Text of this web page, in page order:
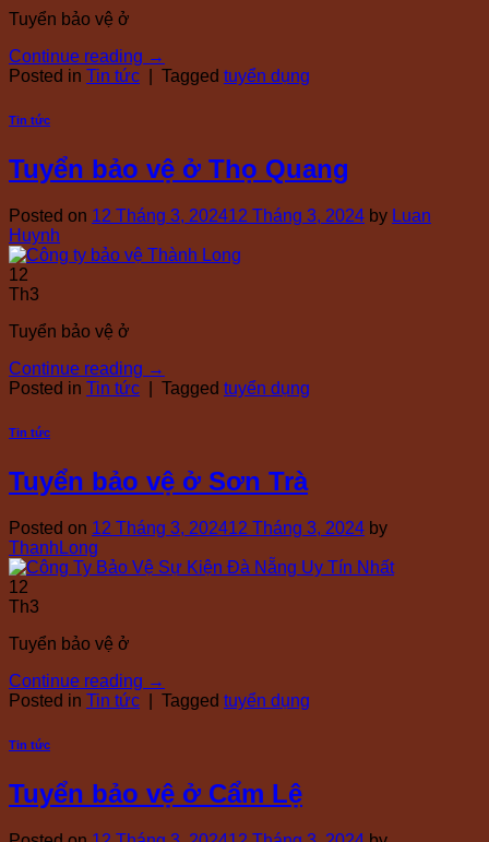
Tuyển bảo vệ ở
Continue reading →
Posted in Tin tức Tagged tuyển dụng
Tin tức
Tuyển bảo vệ ở Thọ Quang
Posted on 12 Tháng 3, 202412 Tháng 3, 2024 by Luan
Huynh
12
Th3
Tuyển bảo vệ ở
Continue reading →
Posted in Tin tức Tagged tuyển dụng
Tin tức
Tuyển bảo vệ ở Sơn Trà
Posted on 12 Tháng 3, 202412 Tháng 3, 2024 by
ThanhLong
12
Th3
Tuyển bảo vệ ở
Continue reading →
Posted in Tin tức Tagged tuyển dụng
Tin tức
Tuyển bảo vệ ở Cẩm Lệ